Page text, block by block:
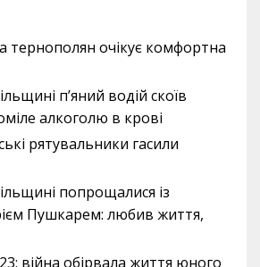
тернополян очікує комфортна
п’яний водій скоїв
алкоголю в крові
рятувальники гасили
попрощалися із
Пушкарем: любив життя,
війна обірвала життя юного